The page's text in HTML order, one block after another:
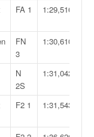
FA 1 1:29,516
FN
3
1:30,610
N
2S
1:31,042
F2 1 1:31,543